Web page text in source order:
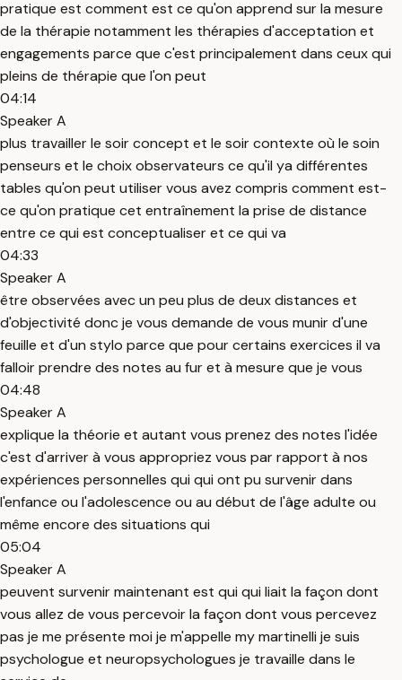
pratique est comment est ce qu'on apprend sur la mesure
de la thérapie notamment les thérapies d'acceptation et
engagements parce que c'est principalement dans ceux qui
pleins de thérapie que l'on peut
04:14
Speaker A
plus travailler le soir concept et le soir contexte où le soin
penseurs et le choix observateurs ce qu'il ya différentes
tables qu'on peut utiliser vous avez compris comment est-
ce qu'on pratique cet entraînement la prise de distance
entre ce qui est conceptualiser et ce qui va
04:33
Speaker A
être observées avec un peu plus de deux distances et
d'objectivité donc je vous demande de vous munir d'une
feuille et d'un stylo parce que pour certains exercices il va
falloir prendre des notes au fur et à mesure que je vous
04:48
Speaker A
explique la théorie et autant vous prenez des notes l'idée
c'est d'arriver à vous appropriez vous par rapport à nos
expériences personnelles qui qui ont pu survenir dans
l'enfance ou l'adolescence ou au début de l'âge adulte ou
même encore des situations qui
05:04
Speaker A
peuvent survenir maintenant est qui qui liait la façon dont
vous allez de vous percevoir la façon dont vous percevez
pas je me présente moi je m'appelle my martinelli je suis
psychologue et neuropsychologues je travaille dans le